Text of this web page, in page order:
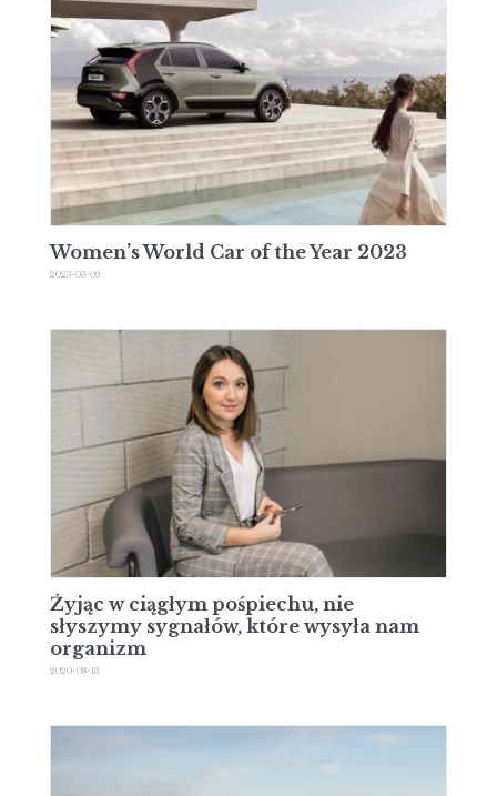
Women’s World Car of the Year 2023
2023-03-09
Żyjąc w ciągłym pośpiechu, nie
słyszymy sygnałów, które wysyła nam
organizm
2020-08-13